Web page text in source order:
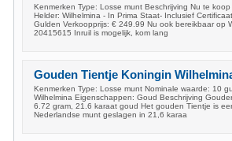
Kenmerken Type: Losse munt Beschrijving Nu te
Helder: Wilhelmina - In Prima Staat- Inclusief
Gulden Verkoopprijs: € 249.99 Nu ook bereikbaar op
20415615 Inruil is mogelijk, kom lang
Gouden Tientje Koningin
Kenmerken Type: Losse munt Nominale waarde: 10
Wilhelmina Eigenschappen: Goud Beschrijving
6.72 gram, 21.6 karaat goud Het gouden Tientje is
Nederlandse munt geslagen in 21,6 karaa